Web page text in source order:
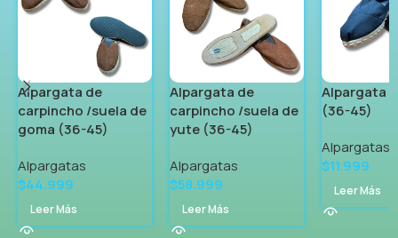
Alpargata de
carpincho /suela de
goma (36-45)
Alpargatas
$44.999
Leer Más
Alpargata de
carpincho /suela de
yute (36-45)
Alpargatas
$58.999
Leer Más
Alpargata
(36-45)
Alpargatas
$11.999
Leer Más